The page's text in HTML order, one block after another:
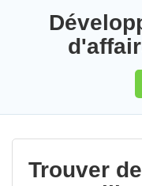
Trouver